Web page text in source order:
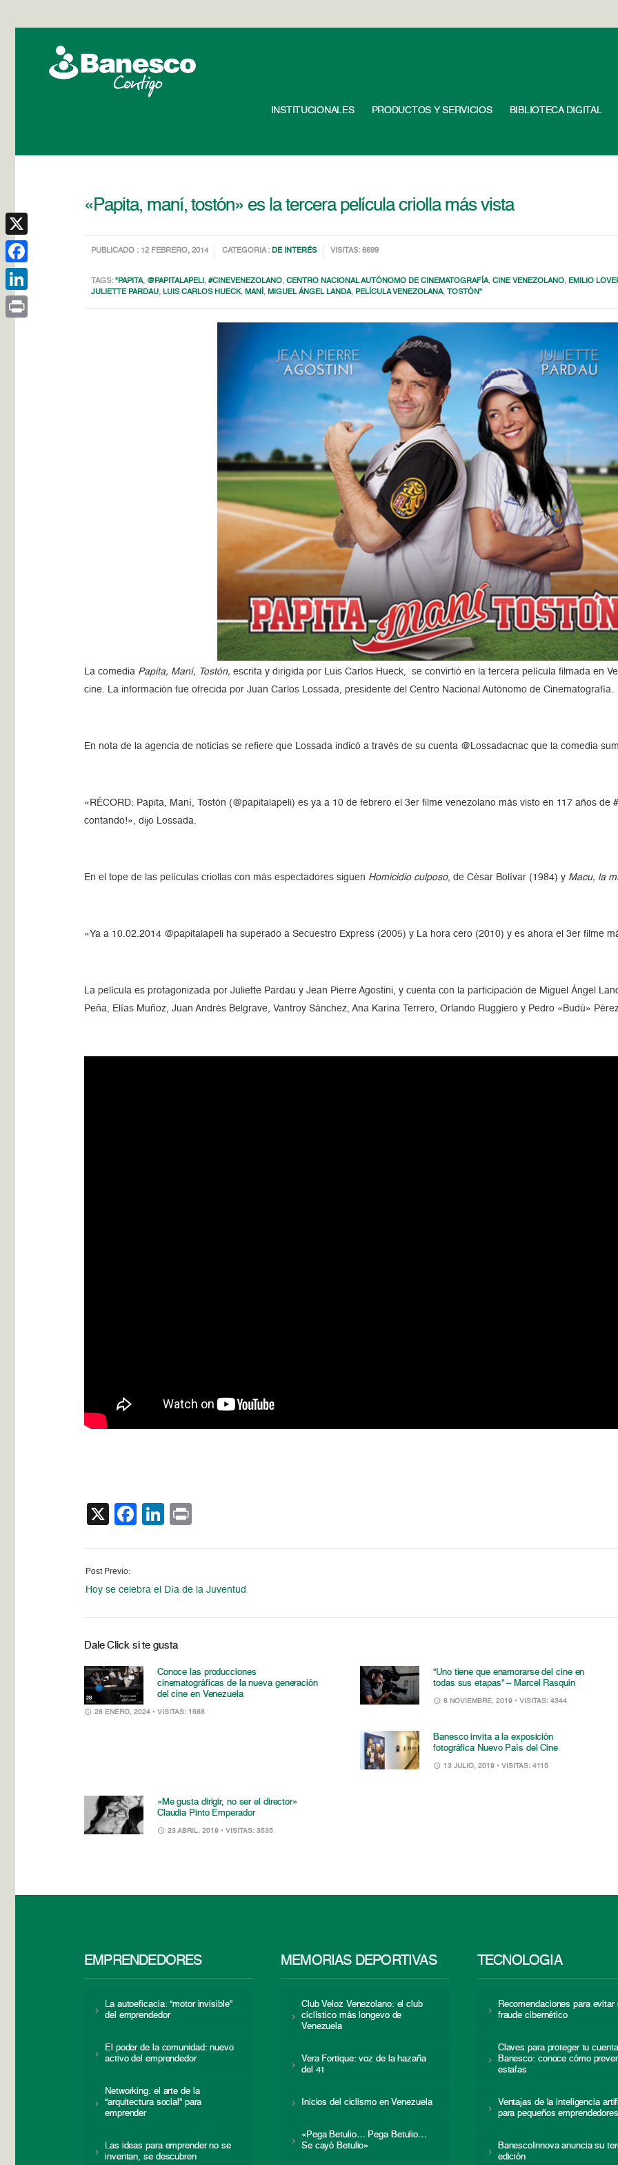
INSTITUCIONALES PRODUCTOS Y SERVICIOS BIBLIOTECA DIGITAL
«Papita, maní, tostón» es la tercera película criolla más vista
PUBLICADO : 12 FEBRERO, 2014 CATEGORIA : DE INTERÉS VISITAS: 6699
TAGS:"PAPITA, @PAPITALAPELI ,#CINEVENEZOLANO,CENTRO NACIONAL AUTÓNOMO DE CINEMATOGRAFÍA,CINE VENEZOLANO, EMILIO
JULIETTE PARDAU, LUIS CARLOS HUECK, MANÍ , MIGUEL ÁNGEL LANDA, PELÍCULA VENEZOLANA, TOSTÓN"
La comedia Papita, Maní, Tostón,escrita y dirigida por Luis Carlos Hueck,
se convirtió en la tercera película filmada en
cine. La información fue ofrecida por Juan Carlos Lossada, presidente del Centro Nacional Autónomo de Cinematografía.
En nota de la agencia de noticias se refiere que Lossada indicó a través de su cuenta @Lossadacnac que la comedia
«RÉCORD: Papita, Maní, Tostón (@papitalapeli) es ya a 10 de febrero el 3er filme venezolano más visto en 117 años de
contando!», dijo Lossada.
En el tope de las películas criollas con más espectadores siguen Homicidio culposo, de César Bolívar (1984) y Macu, la
«Ya a 10.02.2014 @papitalapeli ha superado a Secuestro Express (2005) y La hora cero (2010) y es ahora el 3er filme
La película es protagonizada por Juliette Pardau y Jean Pierre Agostini, y cuenta con la participación de Miguel Ángel
Peña, Elías Muñoz, Juan Andrés Belgrave, Vantroy Sánchez, Ana Karina Terrero, Orlando Ruggiero y Pedro «Budú»
X Facebook
LinkedIn
Post Previo:
Hoy se celebra el Día de la Juventud
Dale Click si te gusta
Conoce las producciones
cinematográficas de la nueva generación
del cine en Venezuela
28 ENERO, 2024 • VISITAS: 1688
“Uno tiene que enamorarse del cine en
todas sus etapas” – Marcel Rasquin
8 NOVIEMBRE, 2019 • VISITAS: 4344
Banesco invita a la exposición
fotográfica Nuevo País del Cine
13 JULIO, 2019 • VISITAS: 4115
«Me gusta dirigir, no ser el director»
Claudia Pinto Emperador
23 ABRIL, 2019 • VISITAS: 3535
EMPRENDEDORES
La autoeficacia: “motor invisible”
del emprendedor
El poder de la comunidad: nuevo
activo del emprendedor
Networking: el arte de la
“arquitectura social” para
emprender
Las ideas para emprender no se
inventan, se descubren
MEMORIAS DEPORTIVAS
Club Veloz Venezolano: el club
ciclístico más longevo de
Venezuela
Vera Fortique: voz de la hazaña
del 41
Inicios del ciclismo en Venezuela
«Pega Betulio… Pega Betulio…
Se cayó Betulio»
TECNOLOGÍA
Recomendaciones para evitar
fraude cibernético
Claves para proteger tu cuenta
Banesco: conoce cómo
estafas
Ventajas de la inteligencia
para pequeños emprendedores
BanescoInnova anuncia su
edición
X
Facebook
LinkedIn